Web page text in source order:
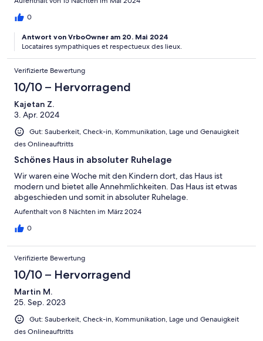
0
Antwort von VrboOwner am 20. Mai 2024
Locataires sympathiques et respectueux des lieux.
Verifizierte Bewertung
10/10 – Hervorragend
Kajetan Z.
3. Apr. 2024
Gut: Sauberkeit, Check-in, Kommunikation, Lage und Genauigkeit
des Onlineauftritts
Schönes Haus in absoluter Ruhelage
Wir waren eine Woche mit den Kindern dort, das Haus ist
modern und bietet alle Annehmlichkeiten. Das Haus ist etwas
abgeschieden und somit in absoluter Ruhelage.
Aufenthalt von 8 Nächten im März 2024
0
Verifizierte Bewertung
10/10 – Hervorragend
Martin M.
25. Sep. 2023
Gut: Sauberkeit, Check-in, Kommunikation, Lage und Genauigkeit
des Onlineauftritts